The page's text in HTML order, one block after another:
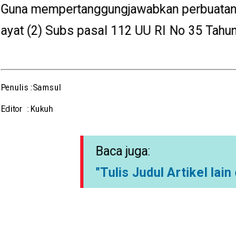
Guna mempertanggungjawabkan
ayat (2) Subs pasal 112 UU RI No 35
Penulis : Samsul
Editor : Kukuh
Baca juga:
"Tulis Judul Artikel lain